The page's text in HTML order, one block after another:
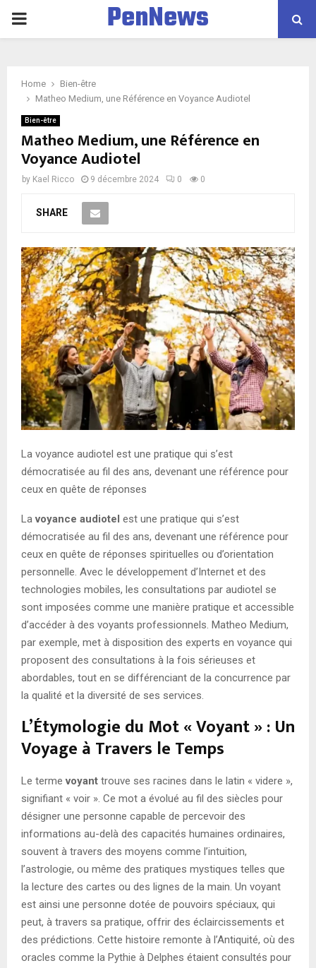
P
M
A
Y
M
E
N
U
PenNews
Home
Bien-être
Matheo Medium, une Référence en Voyance Audiotel
Bien-être
Matheo Medium, une Référence en
Voyance Audiotel
by Kael Ricco 9 décembre 2024 0 0
SHARE
La voyance audiotel est une pratique qui s’est
démocratisée au fil des ans, devenant une référence pour
ceux en quête de réponses
Lavoyance audiotel est une pratique qui s’est
démocratisée au fil des ans, devenant une référence pour
ceux en quête de réponses spirituelles ou d’orientation
personnelle. Avec le développement d’Internet et des
technologies mobiles, les consultations par audiotel se
sont imposées comme une manière pratique et accessible
d’accéder à des voyants professionnels. Matheo Medium,
par exemple, met à disposition des experts en voyance qui
proposent des consultations à la fois sérieuses et
abordables, tout en se différenciant de la concurrence par
la qualité et la diversité de ses services.
L’Étymologie du Mot « Voyant » : Un
Voyage à Travers le Temps
Le termevoyant trouve ses racines dans le latin « videre »,
signifiant « voir ». Ce mot a évolué au fil des siècles pour
désigner une personne capable de percevoir des
informations au-delà des capacités humaines ordinaires,
souvent à travers des moyens comme l’intuition,
l’astrologie, ou même des pratiques mystiques telles que
la lecture des cartes ou des lignes de la main. Un voyant
est ainsi une personne dotée de pouvoirs spéciaux, qui
peut, à travers sa pratique, offrir des éclaircissements et
des prédictions. Cette histoire remonte à l’Antiquité, où des
oracles comme la Pythie à Delphes étaient consultés pour